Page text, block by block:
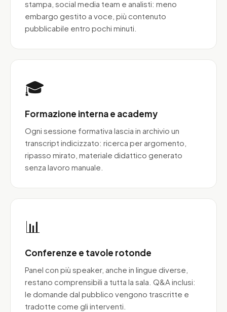
stampa, social media team e analisti: meno
embargo gestito a voce, più contenuto
pubblicabile entro pochi minuti.
🎓
Formazione interna e academy
Ogni sessione formativa lascia in archivio un
transcript indicizzato: ricerca per argomento,
ripasso mirato, materiale didattico generato
senza lavoro manuale.
📊
Conferenze e tavole rotonde
Panel con più speaker, anche in lingue diverse,
restano comprensibili a tutta la sala. Q&A inclusi:
le domande dal pubblico vengono trascritte e
tradotte come gli interventi.